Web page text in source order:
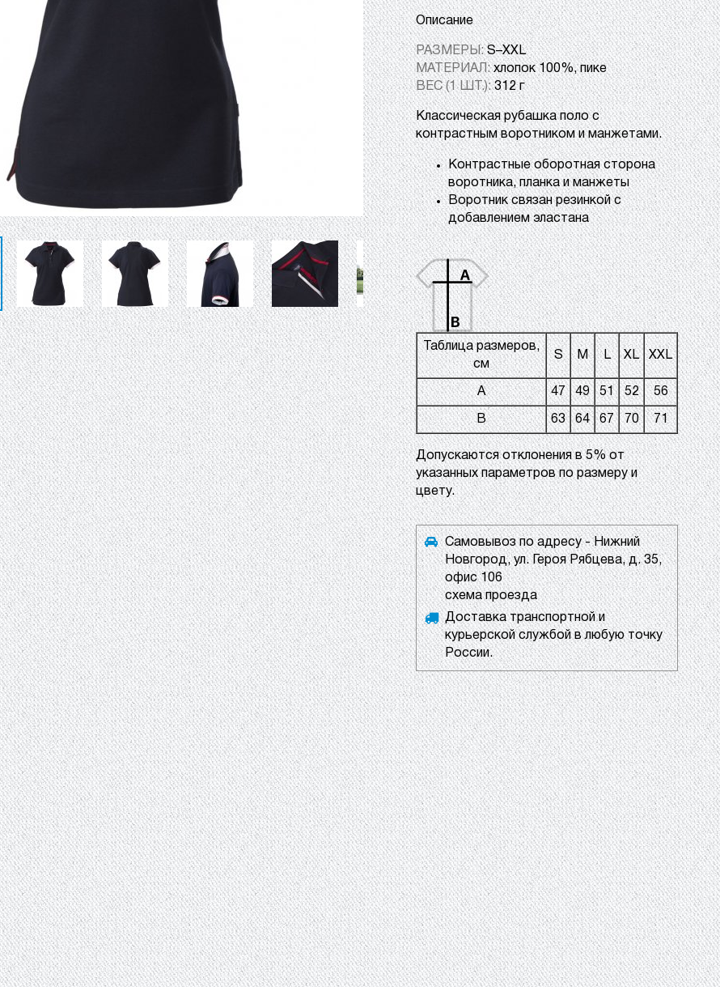
Описание
РАЗМЕРЫ:S–XXL
МАТЕРИАЛ:хлопок 100%, пике
ВЕС (1 ШТ.):312 г
Классическая рубашка поло с
контрастным воротником и манжетами.
Контрастные оборотная сторона
воротника, планка и манжеты
Воротник связан резинкой с
добавлением эластана
Таблица размеров,
см
S M L XL XXL
A 47 49 51 52 56
B 63 64 67 70 71
Допускаются отклонения в 5% от
указанных параметров по размеру и
цвету.
Самовывоз по адресу - Нижний
Новгород, ул. Героя Рябцева, д. 35,
офис 106
схема проезда
Доставка транспортной и
курьерской службой в любую точку
России.